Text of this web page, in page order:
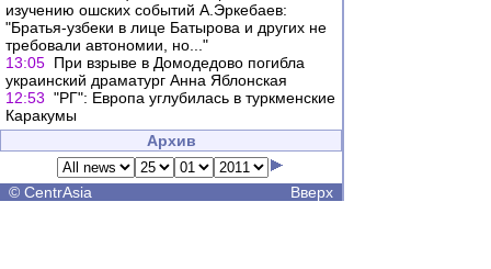
изучению ошских событий А.Эркебаев:
"Братья-узбеки в лице Батырова и других не
требовали автономии, но..."
13:05 При взрыве в Домодедово погибла
украинский драматург Анна Яблонская
12:53 "РГ": Европа углубилась в туркменские
Каракумы
Архив
© CentrAsia Вверх